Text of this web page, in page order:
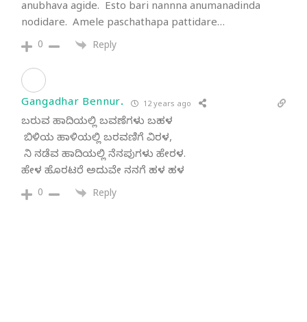
anubhava agide. Esto bari nannna anumanadinda
nodidare. Amele paschathapa pattidare…
0 Reply
Gangadhar Bennur. 12 years ago
ಬರುವ ಹಾದಿಯಲ್ಲಿ ಬವಣೆಗಳು ಬಹಳ
ಬಿಳಿಯ ಹಾಳಿಯಲ್ಲಿ ಬರವಣಿಗೆ ವಿರಳ,
ನಿ ನಡೆವ ಹಾದಿಯಲ್ಲಿ ನೆನಪುಗಳು ಹೇರಳ.
ಹೇಳ ಹೊರಟರೆ ಅದುವೇ ನನಗೆ ಹಳ ಹಳ
0 Reply